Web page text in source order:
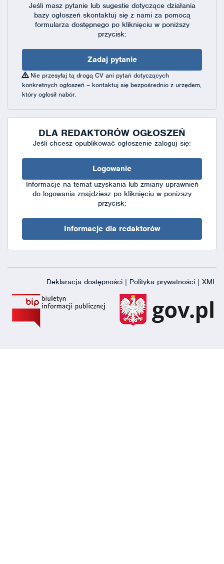
Jeśli masz pytanie lub sugestie dotyczące działania
bazy ogłoszeń skontaktuj się z nami za pomocą
formularza dostępnegopo kliknięciu w poniższy
przycisk:
Zadaj pytanie
Nie przesyłaj tą drogą CV ani pytań dotyczących
konkretnych ogłoszeń – kontaktuj się bezpośrednio z urzędem,
który ogłosił nabór.
DLA REDAKTORÓW OGŁOSZEŃ
Jeśli chcesz opublikować ogłoszenie zaloguj się:
Logowanie
Informacje na temat uzyskania lub zmiany uprawnień
do logowania znajdziesz po kliknięciu w poniższy
przycisk:
Informacje dla redaktorów
Deklaracja dostępności | Polityka prywatności | XML